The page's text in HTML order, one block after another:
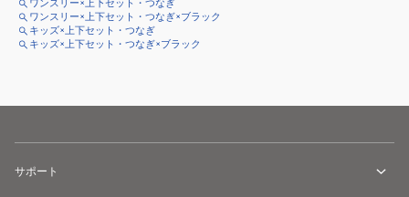
ワンスリー×上下セット・つなぎ
ワンスリー×上下セット・つなぎ×ブラック
キッズ×上下セット・つなぎ
キッズ×上下セット・つなぎ×ブラック
サポート